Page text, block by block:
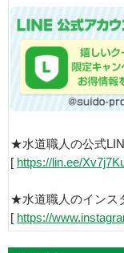
★水道職人の公式
[ https://lin.ee/
★水道職人のインス
[ https://